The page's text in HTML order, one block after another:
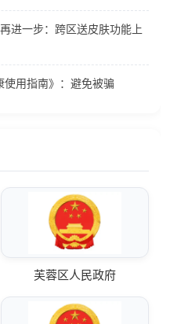
进一步：跨区送皮肤功能上
用指南》：避免被骗
芙蓉区人民政府